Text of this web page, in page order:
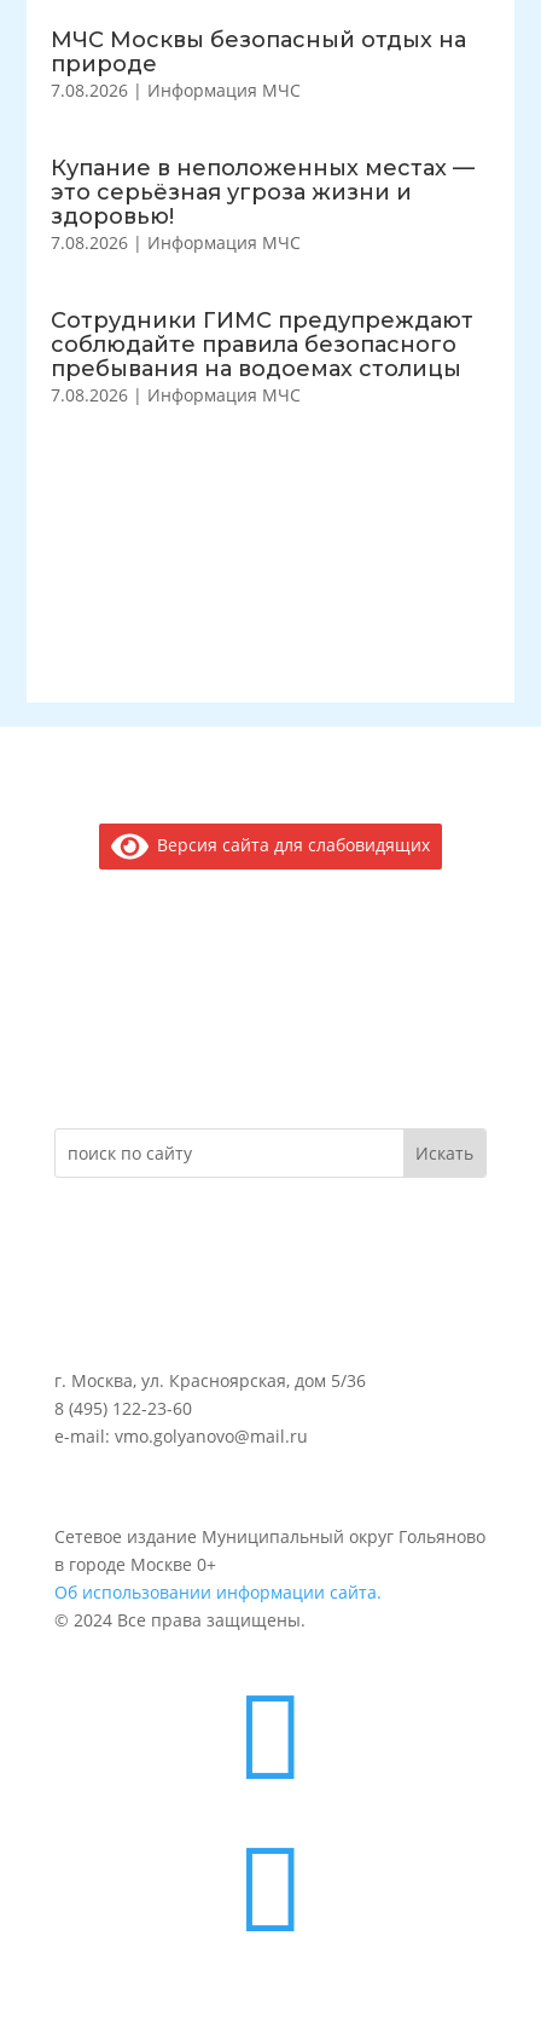
МЧС Москвы безопасный отдых на
природе
7.08.2026 | Информация МЧС
Купание в неположенных местах —
это серьёзная угроза жизни и
здоровью!
7.08.2026 | Информация МЧС
Сотрудники ГИМС предупреждают
соблюдайте правила безопасного
пребывания на водоемах столицы
7.08.2026 | Информация МЧС
Версия сайта для слабовидящих
г. Москва, ул. Красноярская, дом 5/36
8 (495) 122-23-60
e-mail: vmo.golyanovo@mail.ru
Сетевое издание Муниципальный округ Гольяново
в городе Москве 0+
Об использовании информации сайта.
© 2024 Все права защищены.

